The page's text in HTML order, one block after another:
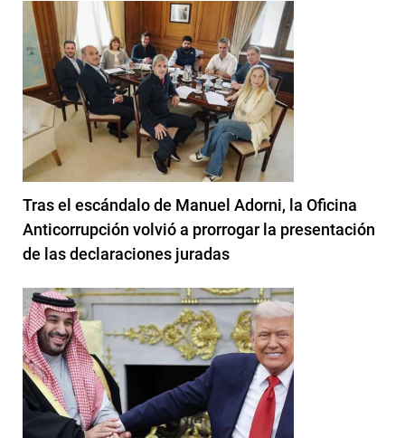
Tras el escándalo de Manuel Adorni, la Oficina
Anticorrupción volvió a prorrogar la presentación
de las declaraciones juradas